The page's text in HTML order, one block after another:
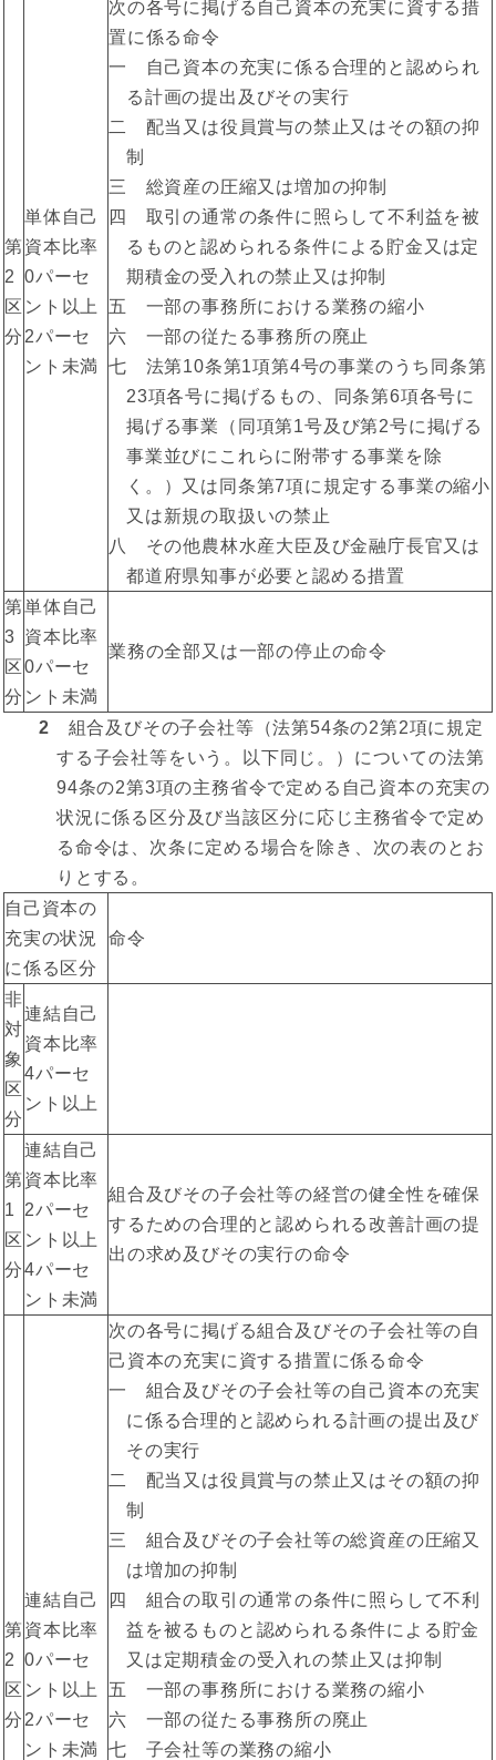
第
2
区
分
単体自己
資本比率
0パーセ
ント以上
2パーセ
ント未満
次の各号に掲げる自己資本の充実に資する措
置に係る命令
一 自己資本の充実に係る合理的と認められ
る計画の提出及びその実行
二 配当又は役員賞与の禁止又はその額の抑
制
三 総資産の圧縮又は増加の抑制
四 取引の通常の条件に照らして不利益を被
るものと認められる条件による貯金又は定
期積金の受入れの禁止又は抑制
五 一部の事務所における業務の縮小
六 一部の従たる事務所の廃止
七 法第10条第1項第4号の事業のうち同条第
23項各号に掲げるもの、同条第6項各号に
掲げる事業（同項第1号及び第2号に掲げる
事業並びにこれらに附帯する事業を除
く。）又は同条第7項に規定する事業の縮小
又は新規の取扱いの禁止
八 その他農林水産大臣及び金融庁長官又は
都道府県知事が必要と認める措置
第
3
区
分
単体自己
資本比率
0パーセ
ント未満
業務の全部又は一部の停止の命令
2 組合及びその子会社等（法第54条の2第2項に規定
する子会社等をいう。以下同じ。）についての法第
94条の2第3項の主務省令で定める自己資本の充実の
状況に係る区分及び当該区分に応じ主務省令で定め
る命令は、次条に定める場合を除き、次の表のとお
りとする。
自己資本の
充実の状況
に係る区分
命令
非
対
象
区
分
連結自己
資本比率
4パーセ
ント以上
第
1
区
分
連結自己
資本比率
2パーセ
ント以上
4パーセ
ント未満
組合及びその子会社等の経営の健全性を確保
するための合理的と認められる改善計画の提
出の求め及びその実行の命令
第
2
区
分
連結自己
資本比率
0パーセ
ント以上
2パーセ
ント未満
次の各号に掲げる組合及びその子会社等の自
己資本の充実に資する措置に係る命令
一 組合及びその子会社等の自己資本の充実
に係る合理的と認められる計画の提出及び
その実行
二 配当又は役員賞与の禁止又はその額の抑
制
三 組合及びその子会社等の総資産の圧縮又
は増加の抑制
四 組合の取引の通常の条件に照らして不利
益を被るものと認められる条件による貯金
又は定期積金の受入れの禁止又は抑制
五 一部の事務所における業務の縮小
六 一部の従たる事務所の廃止
七 子会社等の業務の縮小